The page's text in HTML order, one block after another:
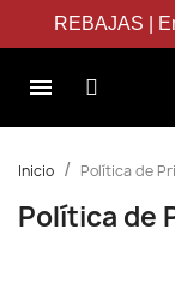
REBAJAS |
Inicio Política de
Política de